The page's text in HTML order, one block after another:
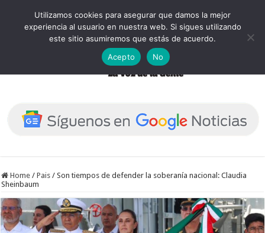
Home / Pais / Son tiempos de defender la soberanía nacional: Claudia
Sheinbaum
Utilizamos cookies para asegurar que damos la mejor
experiencia al usuario en nuestra web. Si sigues utilizando
este sitio asumiremos que estás de acuerdo.
Acepto
No